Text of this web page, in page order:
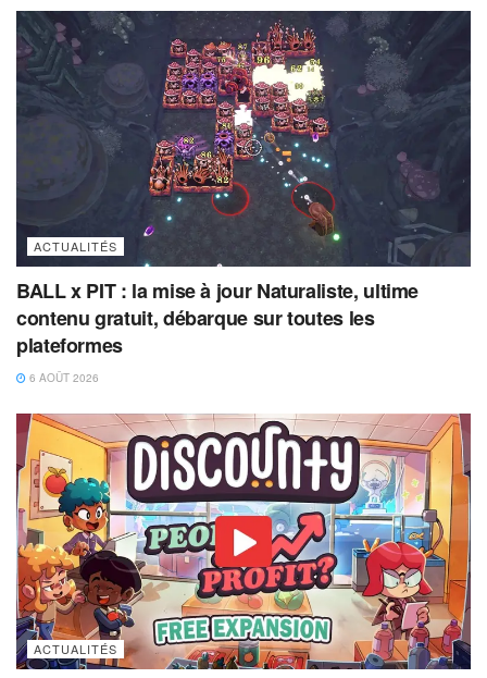
ACTUALITÉS
BALL x PIT : la mise à jour Naturaliste, ultime
contenu gratuit, débarque sur toutes les
plateformes
6 AOÛT 2026
ACTUALITÉS